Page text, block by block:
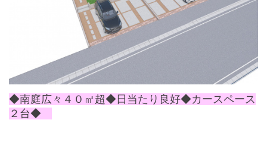
◆南庭広々４０㎡超◆日当たり良好◆カースペース
２台◆